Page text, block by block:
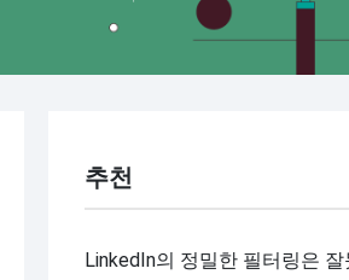
추천
LinkedIn의 정밀한 필터링은 잘